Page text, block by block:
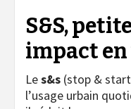
S&S,
impact en
Les&s (stop &
l’usage urbain